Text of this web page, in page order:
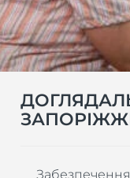
Забезпечення